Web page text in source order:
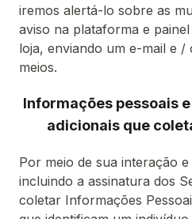
iremos alertá-lo sobre as
aviso na plataforma e
loja, enviando um e-mail e
meios.
Informações pessoais
adicionais que
Por meio de sua interação
incluindo a assinatura dos
coletar Informações